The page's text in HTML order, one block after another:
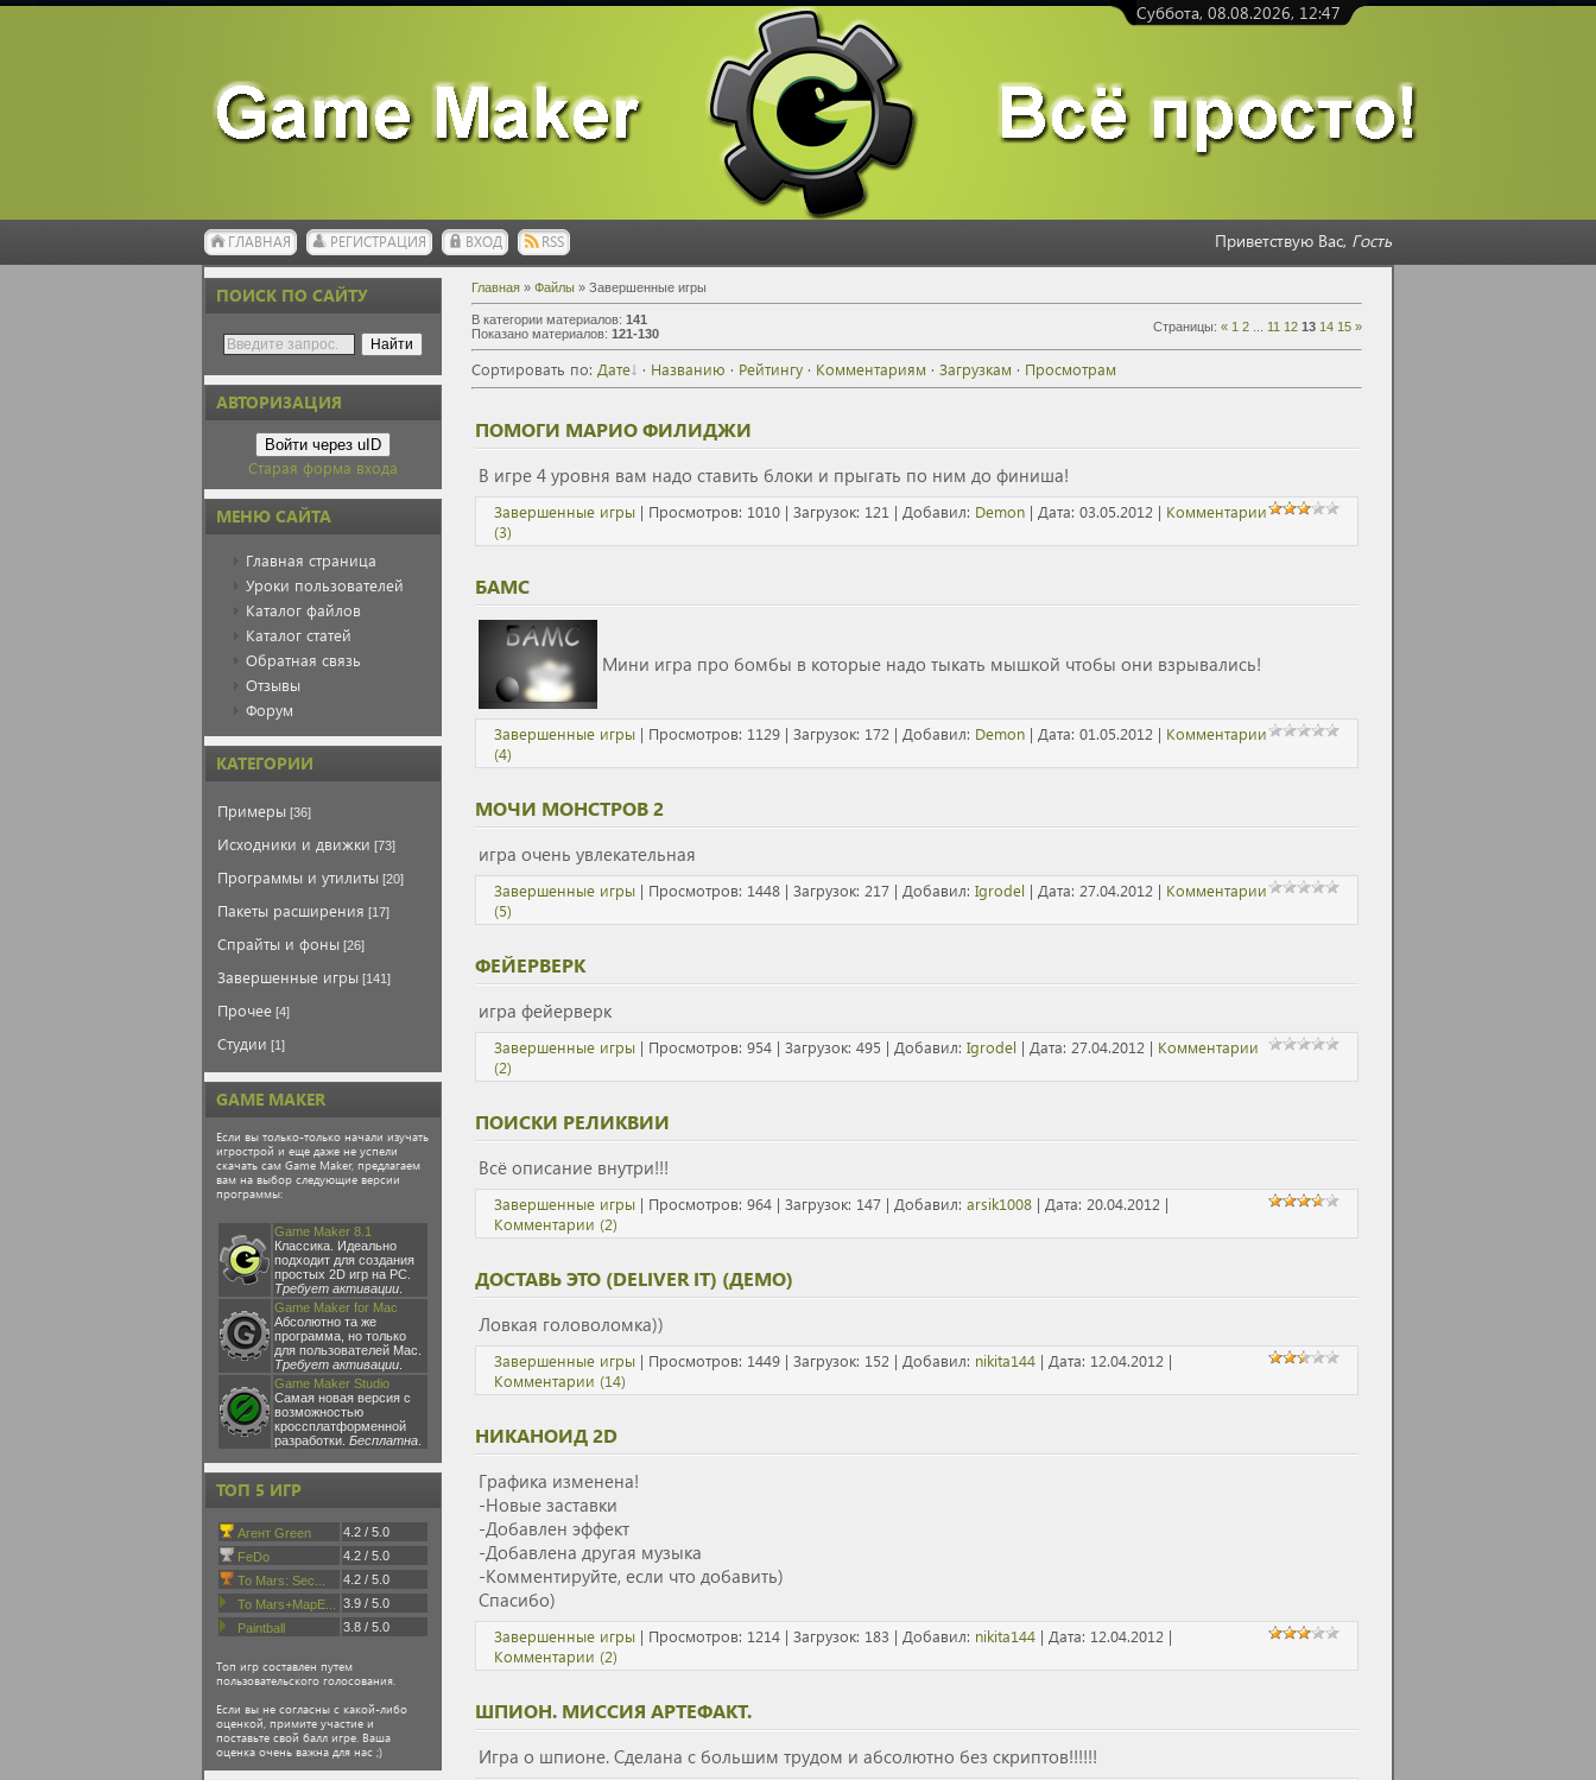
Суббота, 08.08.2026, 12:47
ГЛАВНАЯ РЕГИСТРАЦИЯ ВХОД RSS Приветствую Вас, Гость
ПОИСК ПО САЙТУ
АВТОРИЗАЦИЯ
Войти через uID
Старая форма входа
МЕНЮ САЙТА
Главная страница
Уроки пользователей
Каталог файлов
Каталог статей
Обратная связь
Отзывы
Форум
КАТЕГОРИИ
Примеры [36]
Исходники и движки [73]
Программы и утилиты [20]
Пакеты расширения [17]
Спрайты и фоны [26]
Завершенные игры [141]
Прочее [4]
Студии [1]
GAME MAKER
Если вы только-только начали изучать
игрострой и еще даже не успели
скачать сам Game Maker, предлагаем
вам на выбор следующие версии
программы:
Game Maker 8.1
Классика. Идеально
подходит для создания
простых 2D игр на PC.
Требует активации
Game Maker for Mac
Абсолютно та же
программа, но только
для пользователей Mac.
Требует активации
Game Maker Studio
Самая новая версия с
возможностью
кроссплатформенной
разработки. Бесплатна
ТОП 5 ИГР
Агент Green
4.2 / 5.0
FeDo
4.2 / 5.0
To Mars: Sec...
4.2 / 5.0
To Mars+MapE...
3.9 / 5.0
Paintball
3.8 / 5.0
Топ игр составлен путем
пользовательского голосования.
Если вы не согласны с какой-либо
оценкой, примите участие и
поставьте свой балл игре. Ваша
оценка очень важна для нас ;)
Главная » Файлы » Завершенные игры
В категории материалов: 141
Показано материалов: 121-130 Страницы: « 1 2 11 12 13 14 15 »
Сортировать по: Дате · Названию · Рейтингу · Комментариям · Загрузкам · Просмотрам
ПОМОГИ МАРИО ФИЛИДЖИ
В игре 4 уровня вам надо ставить блоки и прыгать по ним до финиша!
Завершенные игры | Просмотров: 1010 | Загрузок: 121 | Добавил: Demon | Дата: 03.05.2012 | Комментарии
(3)
БАМС
Мини игра про бомбы в которые надо тыкать мышкой чтобы они взрывались!
Завершенные игры | Просмотров: 1129 | Загрузок: 172 | Добавил: Demon | Дата: 01.05.2012 | Комментарии
(4)
МОЧИ МОНСТРОВ 2
игра очень увлекательная
Завершенные игры | Просмотров: 1448 | Загрузок: 217 | Добавил: Igrodel | Дата: 27.04.2012 | Комментарии
(5)
ФЕЙЕРВЕРК
игра фейерверк
Завершенные игры | Просмотров: 954 | Загрузок: 495 | Добавил: Igrodel | Дата: 27.04.2012 | Комментарии
(2)
ПОИСКИ РЕЛИКВИИ
Всё описание внутри!!!
Завершенные игры | Просмотров: 964 | Загрузок: 147 | Добавил: arsik1008 | Дата: 20.04.2012 |
Комментарии (2)
ДОСТАВЬ ЭТО (DELIVER IT) (ДЕМО)
Ловкая головоломка))
Завершенные игры | Просмотров: 1449 | Загрузок: 152 | Добавил: nikita144 | Дата: 12.04.2012 |
Комментарии (14)
НИКАНОИД 2D
Графика изменена!
-Новые заставки
-Добавлен эффект
-Добавлена другая музыка
-Комментируйте, если что добавить)
Спасибо)
Завершенные игры | Просмотров: 1214 | Загрузок: 183 | Добавил: nikita144 | Дата: 12.04.2012 |
Комментарии (2)
ШПИОН. МИССИЯ АРТЕФАКТ.
Игра о шпионе. Сделана с большим трудом и абсолютно без скриптов!!!!!!